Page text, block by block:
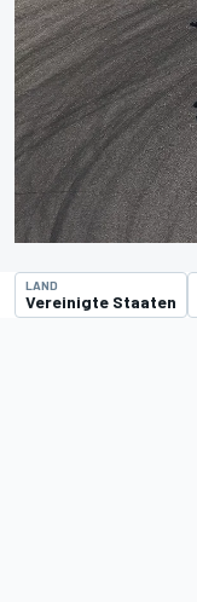
LAND
Vereinigte Staaten